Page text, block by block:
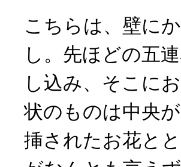
こちらは、壁に
し。先ほどの五
し込み、そこに
状のものは中央
挿されたお花と